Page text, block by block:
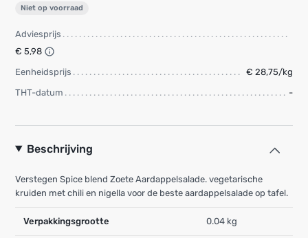
Niet op voorraad
Adviesprijs
€ 5,98
Eenheidsprijs
€ 28,75/kg
THT-datum
-
Beschrijving
Verstegen Spice blend Zoete Aardappelsalade. vegetarische
kruiden met chili en nigella voor de beste aardappelsalade op tafel.
Verpakkingsgrootte 0.04 kg